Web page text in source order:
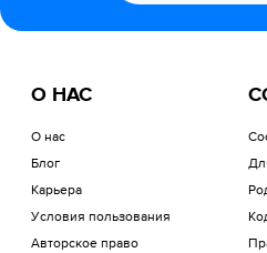
О НАС
О нас
Блог
Карьера
Условия пользования
Авторское право